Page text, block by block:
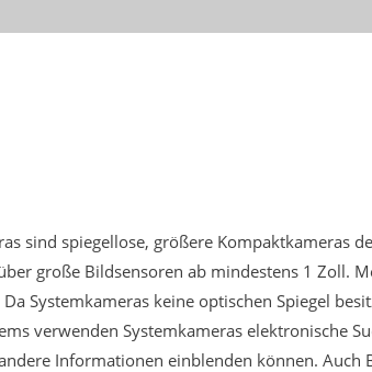
sind spiegellose, größere Kompaktkameras
große Bildsensoren ab mindestens 1 Zoll.
Systemkameras keine optischen Spiegel
verwenden Systemkameras elektronische
Informationen einblenden können.